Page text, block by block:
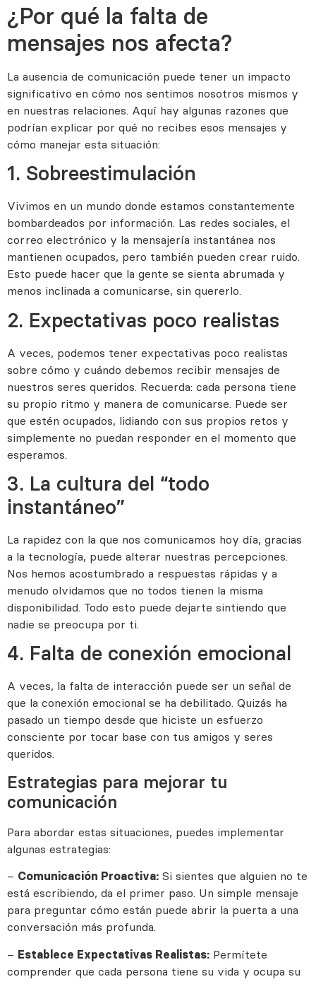
¿Por qué la falta de
mensajes nos afecta?
La ausencia de comunicación puede tener un impacto
significativo en cómo nos sentimos nosotros mismos y
en nuestras relaciones. Aquí hay algunas razones que
podrían explicar por qué no recibes esos mensajes y
cómo manejar esta situación:
1. Sobreestimulación
Vivimos en un mundo donde estamos constantemente
bombardeados por información. Las redes sociales, el
correo electrónico y la mensajería instantánea nos
mantienen ocupados, pero también pueden crear ruido.
Esto puede hacer que la gente se sienta abrumada y
menos inclinada a comunicarse, sin quererlo.
2. Expectativas poco realistas
A veces, podemos tener expectativas poco realistas
sobre cómo y cuándo debemos recibir mensajes de
nuestros seres queridos. Recuerda: cada persona tiene
su propio ritmo y manera de comunicarse. Puede ser
que estén ocupados, lidiando con sus propios retos y
simplemente no puedan responder en el momento que
esperamos.
3. La cultura del “todo
instantáneo”
La rapidez con la que nos comunicamos hoy día, gracias
a la tecnología, puede alterar nuestras percepciones.
Nos hemos acostumbrado a respuestas rápidas y a
menudo olvidamos que no todos tienen la misma
disponibilidad. Todo esto puede dejarte sintiendo que
nadie se preocupa por ti.
4. Falta de conexión emocional
A veces, la falta de interacción puede ser un señal de
que la conexión emocional se ha debilitado. Quizás ha
pasado un tiempo desde que hiciste un esfuerzo
consciente por tocar base con tus amigos y seres
queridos.
Estrategias para mejorar tu
comunicación
Para abordar estas situaciones, puedes implementar
algunas estrategias:
– Comunicación Proactiva: Si sientes que alguien no te
está escribiendo, da el primer paso. Un simple mensaje
para preguntar cómo están puede abrir la puerta a una
conversación más profunda.
– Establece Expectativas Realistas: Permítete
comprender que cada persona tiene su vida y ocupa su